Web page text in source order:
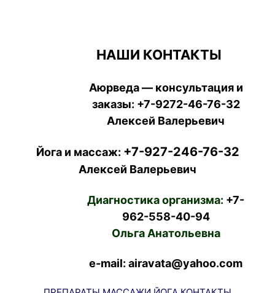
НАШИ КОНТАКТЫ
Аюрведа — консультация и
заказы: +7-9272-46-76-32
Алексей Валерьевич
Йога и массаж: +7-927-246-76-32
Алексей Валерьевич
Диагностика организма: +7-
962-558-40-94
Ольга Анатольевна
e-mail: airavata@yahoo.com